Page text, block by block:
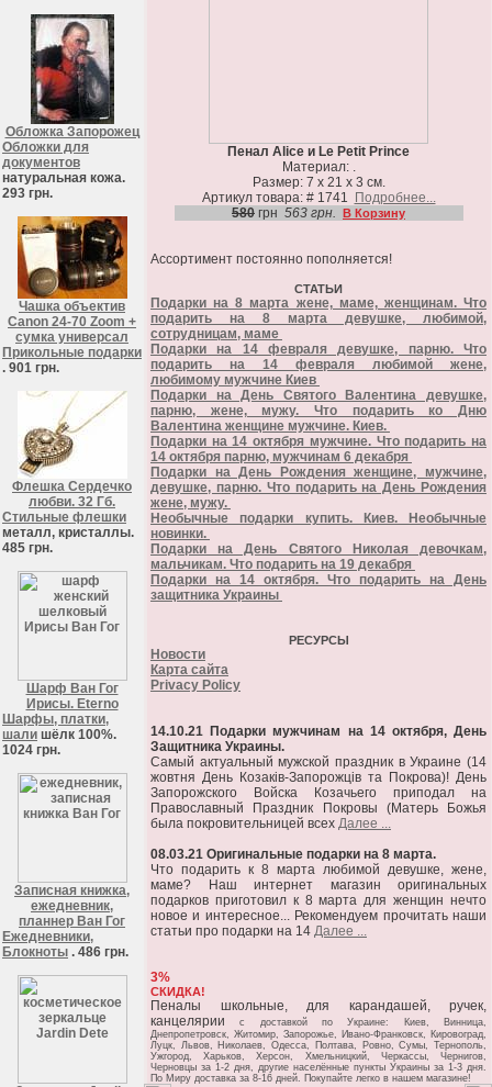
Обложка Запорожец
Обложки для
документов
натуральная кожа.
293 грн.
Чашка объектив
Canon 24-70 Zoom +
сумка универсал
Прикольные подарки
. 901 грн.
Флешка Сердечко
любви. 32 Гб.
Стильные флешки
металл, кристаллы.
485 грн.
Шарф Ван Гог
Ирисы. Eterno
Шарфы, платки,
шали шёлк 100%.
1024 грн.
Записная книжка,
ежедневник,
планнер Ван Гог
Ежедневники,
Блокноты . 486 грн.
Пенал Alice и Le Petit Prince
Материал: .
Размер: 7 х 21 х 3 см.
Артикул товара: # 1741
Подробнее...
580 грн 563 грн. В Корзину
Ассортимент постоянно пополняется!
СТАТЬИ
Подарки на 8 марта жене, маме, женщинам. Что
подарить на 8 марта девушке, любимой,
сотрудницам, маме
Подарки на 14 февраля девушке, парню. Что
подарить на 14 февраля любимой жене,
любимому мужчине Киев
Подарки на День Святого Валентина девушке,
парню, жене, мужу. Что подарить ко Дню
Валентина женщине мужчине. Киев.
Подарки на 14 октября мужчине. Что подарить на
14 октября парню, мужчинам 6 декабря
Подарки на День Рождения женщине, мужчине,
девушке, парню. Что подарить на День Рождения
жене, мужу.
Необычные подарки купить. Киев. Необычные
новинки.
Подарки на День Святого Николая девочкам,
мальчикам. Что подарить на 19 декабря
Подарки на 14 октября. Что подарить на День
защитника Украины
РЕСУРСЫ
Новости
Карта сайта
Privacy Policy
14.10.21 Подарки мужчинам на 14 октября, День
Защитника Украины.
Самый актуальный мужской праздник в Украине (14
жовтня День Козаків-Запорожців та Покрова)! День
Запорожского Войска Козачьего приподал на
Православный Праздник Покровы (Матерь Божья
была покровительницей всех Далее ...
08.03.21 Оригинальные подарки на 8 марта.
Что подарить к 8 марта любимой девушке, жене,
маме? Наш интернет магазин оригинальных
подарков приготовил к 8 марта для женщин нечто
новое и интересное... Рекомендуем прочитать наши
статьи про подарки на 14 Далее ...
3%
СКИДКА!
Пеналы школьные, для карандашей, ручек,
канцелярииc доставкой по Украине: Киев, Винница,
Днепропетровск, Житомир, Запорожье, Ивано-Франковск, Кировоград,
Луцк, Львов, Николаев, Одесса, Полтава, Ровно, Сумы, Тернополь,
Ужгород, Харьков, Херсон, Хмельницкий, Черкассы, Чернигов,
Черновцы за 1-2 дня, другие населённые пункты Украины за 1-3 дня.
По Миру доставка за 8-16 дней. Покупайте легко в нашем магазине!